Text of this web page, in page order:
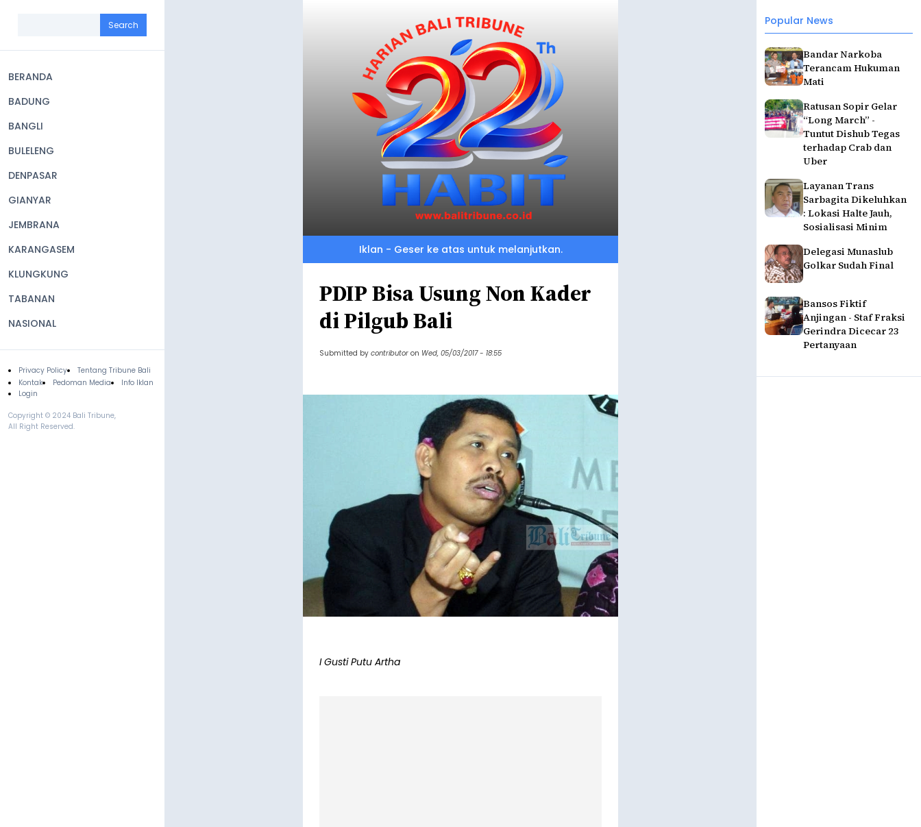
navigation
BERANDA
BADUNG
BANGLI
BULELENG
DENPASAR
GIANYAR
JEMBRANA
KARANGASEM
KLUNGKUNG
TABANAN
NASIONAL
Footer
Privacy Policy
Tentang Tribune Bali
Kontak
Pedoman Media
Info Iklan
Login
Copyright © 2024 Bali Tribune,
All Right Reserved.
Popular News
Bandar Narkoba
Terancam Hukuman
Mati
Ratusan Sopir Gelar
“Long March” -
Tuntut Dishub Tegas
terhadap Crab dan
Uber
Layanan Trans
Sarbagita Dikeluhkan
: Lokasi Halte Jauh,
Sosialisasi Minim
Delegasi Munaslub
Golkar Sudah Final
Bansos Fiktif
Anjingan - Staf Fraksi
Gerindra Dicecar 23
Pertanyaan
Iklan - Geser ke atas untuk melanjutkan.
PDIP Bisa Usung Non Kader
di Pilgub Bali
Submitted by contributor on Wed, 05/03/2017 - 18:55
I Gusti Putu Artha